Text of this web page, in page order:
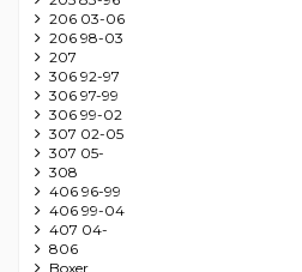
206 03-06
206 98-03
207
306 92-97
306 97-99
306 99-02
307 02-05
307 05-
308
406 96-99
406 99-04
407 04-
806
Boxer